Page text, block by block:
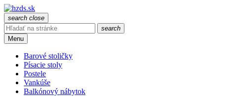
search close
search
Menu
Barové stoličky
Písacie stoly
Postele
Vankúše
Balkónový nábytok